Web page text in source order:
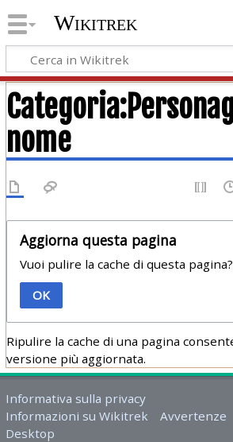
Wikitrek
nome
Aggiorna questa pagina
Vuoi pulire la cache di questa pagina?
OK
Ripulire la cache di una pagina
versione più aggiornata.
Informativa sulla privacy
Informazioni su Wikitrek
Avvertenze
Desktop